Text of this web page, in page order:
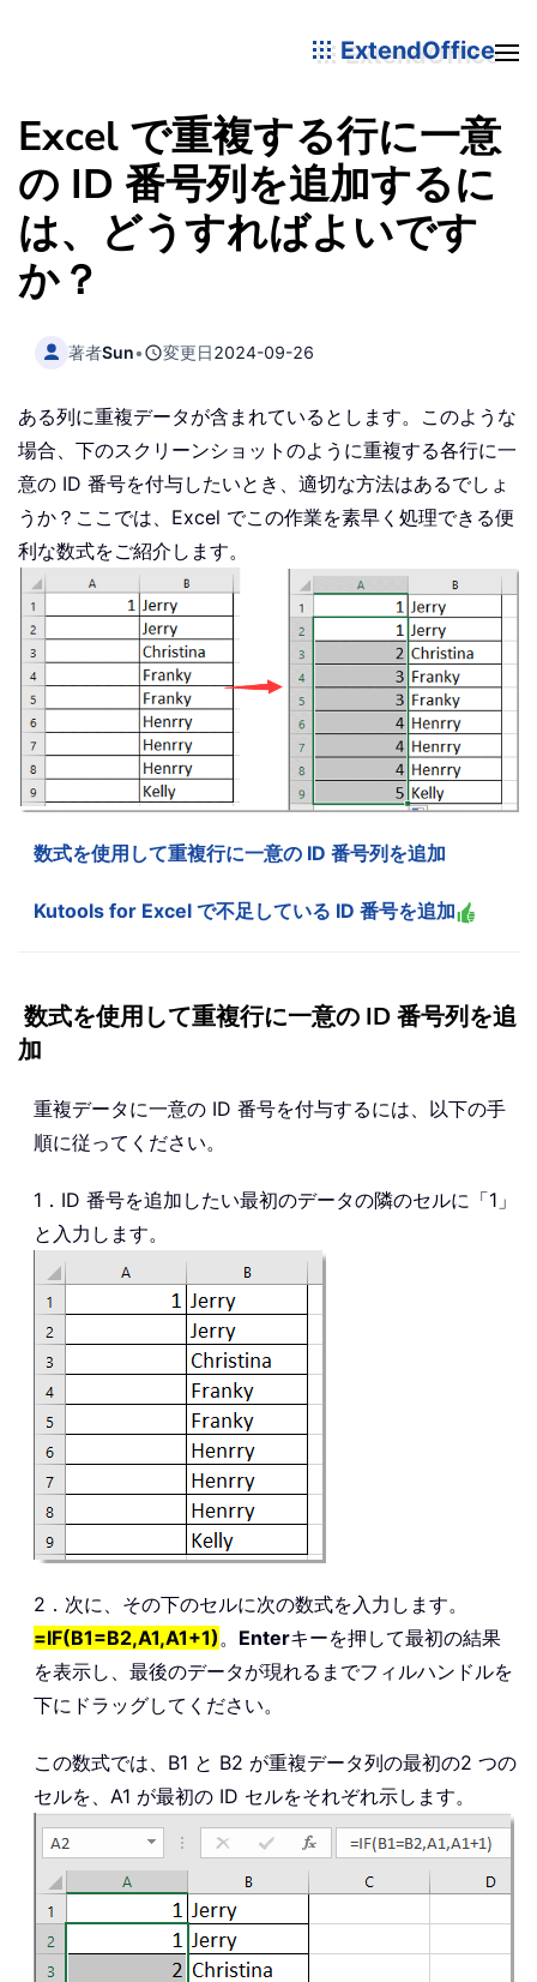
ExtendOffice
Excel で重複する行に一意
の ID 番号列を追加するに
は、どうすればよいです
か？
著者Sun• 変更日2024-09-26
ある列に重複データが含まれているとします。このような
場合、下のスクリーンショットのように重複する各行に一
意の ID 番号を付与したいとき、適切な方法はあるでしょ
うか？ここでは、Excel でこの作業を素早く処理できる便
利な数式をご紹介します。
数式を使用して重複行に一意の ID 番号列を追加
Kutools for Excel で不足している ID 番号を追加
数式を使用して重複行に一意の ID 番号列を追
加
重複データに一意の ID 番号を付与するには、以下の手
順に従ってください。
1．ID 番号を追加したい最初のデータの隣のセルに「1」
と入力します。
2．次に、その下のセルに次の数式を入力します。
=IF(B1=B2,A1,A1+1)。 Enterキーを押して最初の結果
を表示し、最後のデータが現れるまでフィルハンドルを
下にドラッグしてください。
この数式では、B1 と B2 が重複データ列の最初の2 つの
セルを、A1 が最初の ID セルをそれぞれ示します。